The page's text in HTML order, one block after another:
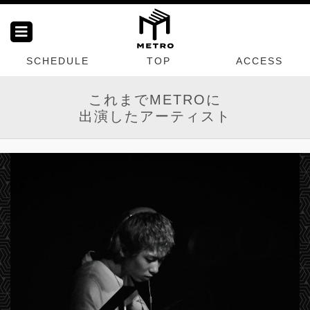
SCHEDULE TOP ACCESS
これまでMETROに
出演したアーティスト